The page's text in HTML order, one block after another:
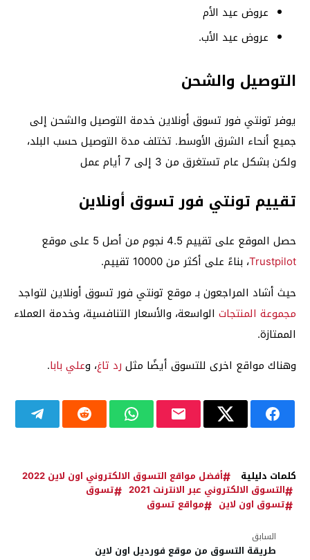
عروض عيد الأم
عروض عيد الأب.
التوصيل والشحن
يوفر تونتي فور تسوق أونلاين خدمة التوصيل والشحن إلى
جميع أنحاء الشرق الأوسط. تختلف مدة التوصيل حسب البلد،
ولكن بشكل عام تستغرق من 3 إلى 7 أيام عمل
تقييم تونتي فور تسوق أونلاين
حصل الموقع على تقييم 4.5 نجوم من أصل 5 على موقع
Trustpilot، بناءً على أكثر من 10000 تقييم.
حيث أشاد المراجعون بـ موقع تونتي فور تسوق أونلاين لتواجد
مجموعة المنتجات الواسعة، والأسعار التنافسية، وخدمة العملاء
الممتازة.
وهناك مواقع اخرى للتسوق أيضًا مثل رد تاغ، وعلي بابا.
كلمات دليلية
أفضل مواقع التسوق الالكتروني اون لاين 2022
التسوق الالكتروني عبر الانترنت 2021
تسوق
تسوق اون لاين
مواقع تسوق
السابق
طريقة التسوق من موقع فورديل اون لاين